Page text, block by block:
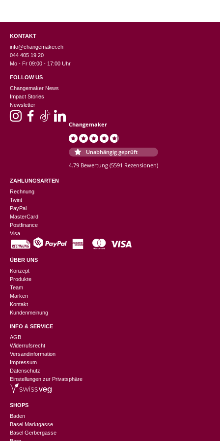
KONTAKT
info@changemaker.ch
044 405 19 20
Mo - Fr 09:00 - 17:00 Uhr
FOLLOW US
Changemaker News
Impact Stories
Newsletter
Changemaker
Unabhängig geprüft
4.79 Bewertung (5591 Rezensionen)
ZAHLUNGSARTEN
Rechnung
Twint
PayPal
MasterCard
Postfinance
Visa
ÜBER UNS
Konzept
Produkte
Team
Marken
Kontakt
Kundenmeinung
INFO & SERVICE
AGB
Widerrufsrecht
Versandinformation
Impressum
Datenschutz
Einstellungen zur Privatsphäre
SHOPS
Baden
Basel Marktgasse
Basel Gerbergasse